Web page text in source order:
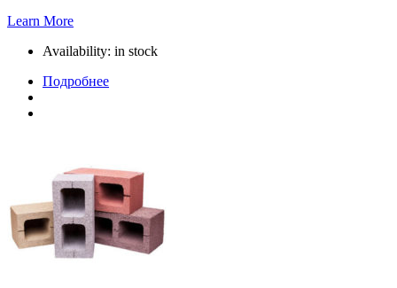
Learn More
Availability: in stock
Подробнее